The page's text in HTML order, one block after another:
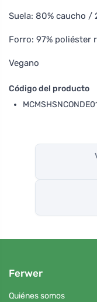
Suela: 80% caucho /
Forro: 97% poliéster
Vegano
Código del producto
Ferwer
Quiénes somos